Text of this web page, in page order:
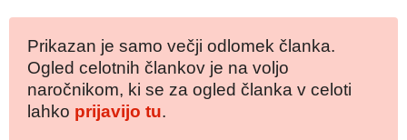
Prikazan je samo večji odlomek članka.
Ogled celotnih člankov je na voljo
naročnikom, ki se za ogled članka v celoti
lahko prijavijo tu.